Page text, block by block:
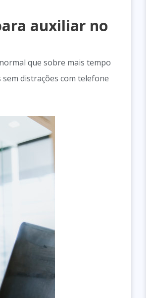
auxiliar no
que sobre mais tempo
distrações com telefone